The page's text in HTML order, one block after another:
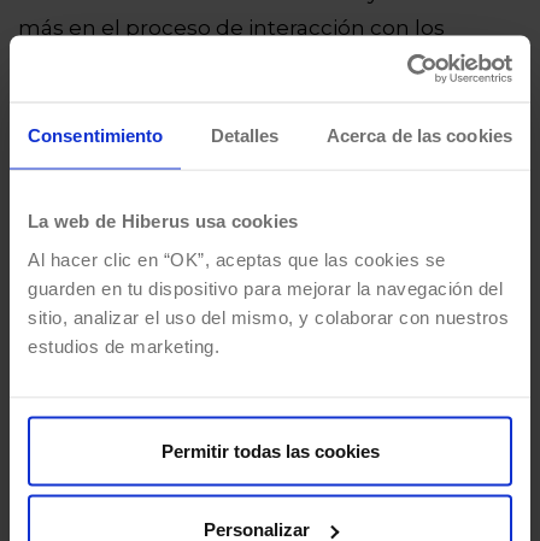
Consentimiento Detalles Acerca de las cookies
La web de Hiberus usa cookies
Al hacer clic en “OK”, aceptas que las cookies se
guarden en tu dispositivo para mejorar la navegación del
sitio, analizar el uso del mismo, y colaborar con nuestros
estudios de marketing.
Permitir todas las cookies
Personalizar
más en el proceso de interacción con los
solicitantes y aprobadores, se pueden crear
del formulario. ¡Reducir el trabajo manual es
muy simple!